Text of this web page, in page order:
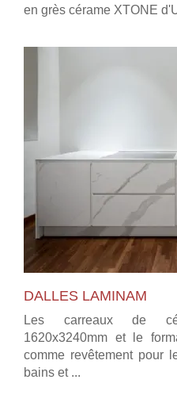
en grès cérame XTONE
DALLES LAMINAM
Les carreaux de
1620x3240mm et le
comme revêtement pour
bains et ...